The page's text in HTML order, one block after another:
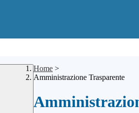
Home >
Amministrazione Trasparente